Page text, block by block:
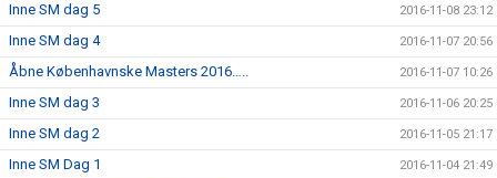
Inne SM dag 5 2016-11-08 23:12
Inne SM dag 4 2016-11-07 20:56
Åbne Københavnske Masters 2016….. 2016-11-07 10:26
Inne SM dag 3 2016-11-06 20:25
Inne SM dag 2 2016-11-05 21:17
Inne SM Dag 1 2016-11-04 21:49